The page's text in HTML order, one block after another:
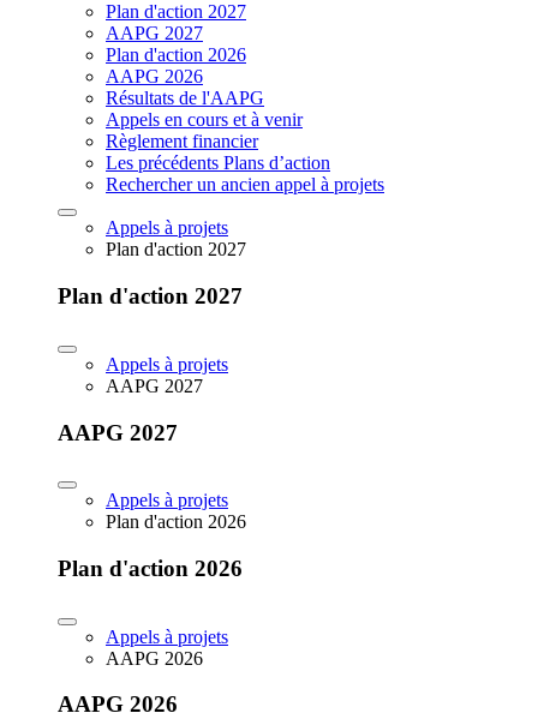
Plan d'action 2027
AAPG 2027
Plan d'action 2026
AAPG 2026
Résultats de l'AAPG
Appels en cours et à venir
Règlement financier
Les précédents Plans d’action
Rechercher un ancien appel à projets
Appels à projets
Plan d'action 2027
Plan d'action 2027
Appels à projets
AAPG 2027
AAPG 2027
Appels à projets
Plan d'action 2026
Plan d'action 2026
Appels à projets
AAPG 2026
AAPG 2026